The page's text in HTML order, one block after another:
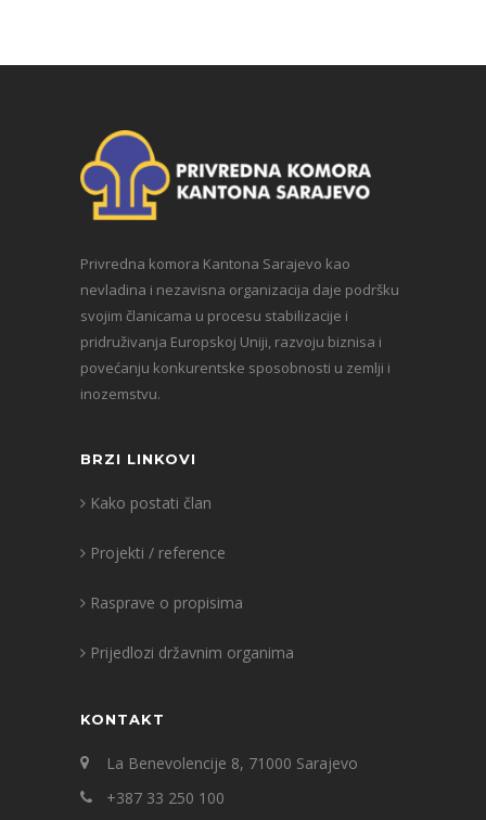
Privredna komora Kantona Sarajevo kao
nevladina i nezavisna organizacija daje podršku
svojim članicama u procesu stabilizacije i
pridruživanja Europskoj Uniji, razvoju biznisa i
povećanju konkurentske sposobnosti u zemlji i
inozemstvu.
BRZI LINKOVI
Kako postati član
Projekti / reference
Rasprave o propisima
Prijedlozi državnim organima
KONTAKT
La Benevolencije 8, 71000 Sarajevo
+387 33 250 100